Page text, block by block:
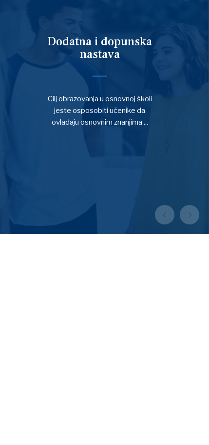
Dodatna i dopunska
nastava
Cilj obrazovanja u osnovnoj školi
jeste osposobiti učenike da
ovladaju osnovnim znanjima ...